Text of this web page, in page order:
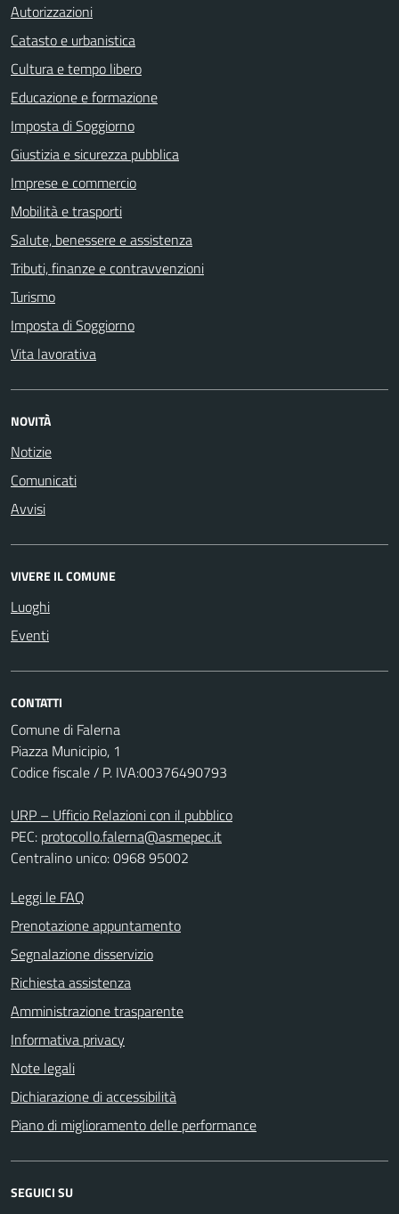
Autorizzazioni
Catasto e urbanistica
Cultura e tempo libero
Educazione e formazione
Imposta di Soggiorno
Giustizia e sicurezza pubblica
Imprese e commercio
Mobilità e trasporti
Salute, benessere e assistenza
Tributi, finanze e contravvenzioni
Turismo
Imposta di Soggiorno
Vita lavorativa
NOVITÀ
Notizie
Comunicati
Avvisi
VIVERE IL COMUNE
Luoghi
Eventi
CONTATTI
Comune di Falerna
Piazza Municipio, 1
Codice fiscale / P. IVA:00376490793
URP – Ufficio Relazioni con il pubblico
PEC: protocollo.falerna@asmepec.it
Centralino unico: 0968 95002
Leggi le FAQ
Prenotazione appuntamento
Segnalazione disservizio
Richiesta assistenza
Amministrazione trasparente
Informativa privacy
Note legali
Dichiarazione di accessibilità
Piano di miglioramento delle performance
SEGUICI SU